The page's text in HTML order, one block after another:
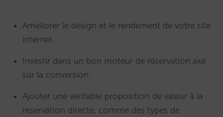
Améliorer le design et le rendement de votre site
internet.
Investir dans un bon moteur de réservation axé
sur la conversion.
Ajouter une véritable proposition de valeur à la
réservation directe, comme des types de